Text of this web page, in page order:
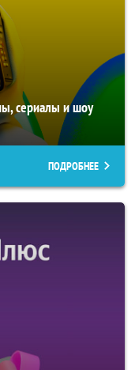
сериалы и шоу
ПОДРОБНЕЕ